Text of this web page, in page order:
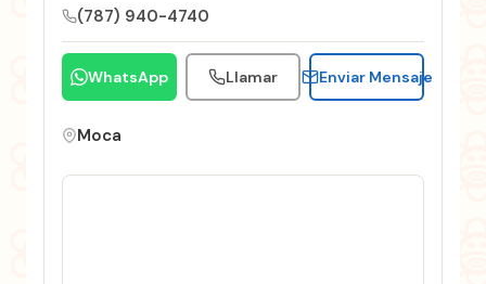
(787) 940-4740
WhatsApp Llamar Enviar Mensaje
Moca